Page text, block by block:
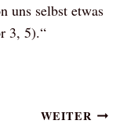
uns selbst etwas
3, 5).“
WEITER